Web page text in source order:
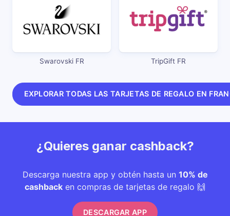
Swarovski FR TripGift FR
EXPLORAR TODAS LAS TARJETAS DE REGALO EN
¿Quieres ganar cashback?
Descarga nuestra app y obtén hasta un 10% de
cashback en compras de tarjetas de regalo 🙌
DESCARGAR APP